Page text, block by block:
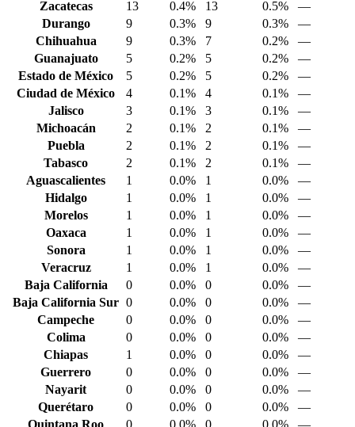
Zacatecas
13 0.4% 13 0.5%
—
Durango
9 0.3% 9 0.3%
—
Chihuahua
9 0.3% 7 0.2%
—
Guanajuato
5 0.2% 5 0.2%
—
Estado de México
5 0.2% 5 0.2%
—
Ciudad de México
4 0.1% 4 0.1%
—
Jalisco
3 0.1% 3 0.1%
—
Michoacán
2 0.1% 2 0.1%
—
Puebla
2 0.1% 2 0.1%
—
Tabasco
2 0.1% 2 0.1%
—
Aguascalientes
1 0.0% 1 0.0%
—
Hidalgo
1 0.0% 1 0.0%
—
Morelos
1 0.0% 1 0.0%
—
Oaxaca
1 0.0% 1 0.0%
—
Sonora
1 0.0% 1 0.0%
—
Veracruz
1 0.0% 1 0.0%
—
Baja California
0 0.0% 0 0.0%
—
Baja California Sur 0 0.0% 0 0.0%
—
Campeche
0 0.0% 0 0.0%
—
Colima
0 0.0% 0 0.0%
—
Chiapas
1 0.0% 0 0.0%
—
Guerrero
0 0.0% 0 0.0%
—
Nayarit
0 0.0% 0 0.0%
—
Querétaro
0 0.0% 0 0.0%
—